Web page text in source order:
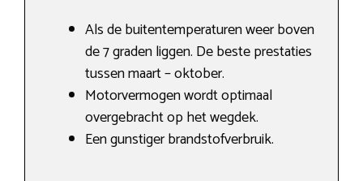
Als de buitentemperaturen weer boven
de 7 graden liggen. De beste prestaties
tussen maart – oktober.
Motorvermogen wordt optimaal
overgebracht op het wegdek.
Een gunstiger brandstofverbruik.